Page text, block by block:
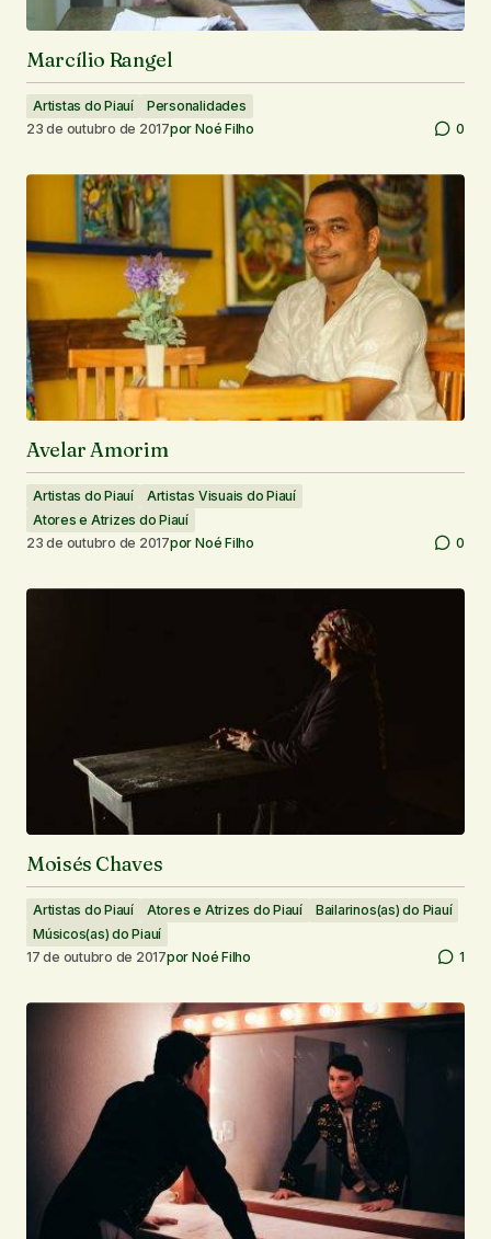
Marcílio Rangel
Artistas do Piauí
Personalidades
23 de outubro de 2017por Noé Filho 0
Avelar Amorim
Artistas do Piauí
Artistas Visuais do Piauí
Atores e Atrizes do Piauí
23 de outubro de 2017por Noé Filho 0
Moisés Chaves
Artistas do Piauí Atores e Atrizes do Piauí
Bailarinos(as) do Piauí
Músicos(as) do Piauí
17 de outubro de 2017por Noé Filho 1